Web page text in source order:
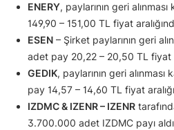
ENERY, paylarının geri
149,90 – 151,00 TL fiyat
ESEN – Şirket paylarının geri
adet pay 20,22 – 20,50 TL fiyat
GEDIK, paylarının geri
pay 14,57 – 14,60 TL fiyat
IZDMC & IZENR – IZENR
3.700.000 adet IZDMC payı